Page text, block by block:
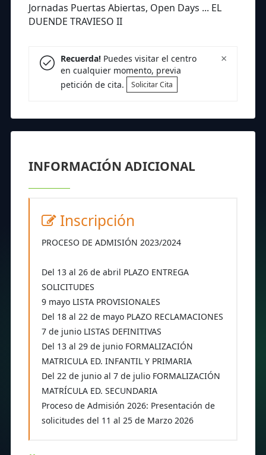
Jornadas Puertas Abiertas, Open Days ... EL
DUENDE TRAVIESO II
×
Recuerda!Puedes visitar el centro
en cualquier momento, previa
petición de cita.
Solicitar Cita
INFORMACIÓN ADICIONAL
Inscripción
PROCESO DE ADMISIÓN 2023/2024
Del 13 al 26 de abril PLAZO ENTREGA
SOLICITUDES
9 mayo LISTA PROVISIONALES
Del 18 al 22 de mayo PLAZO RECLAMACIONES
7 de junio LISTAS DEFINITIVAS
Del 13 al 29 de junio FORMALIZACIÓN
MATRICULA ED. INFANTIL Y PRIMARIA
Del 22 de junio al 7 de julio FORMALIZACIÓN
MATRÍCULA ED. SECUNDARIA
Proceso de Admisión 2026: Presentación de
solicitudes del 11 al 25 de Marzo 2026